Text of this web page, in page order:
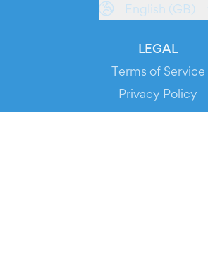
English (GB)
LEGAL
Terms of Service
Privacy Policy
Cookie Policy